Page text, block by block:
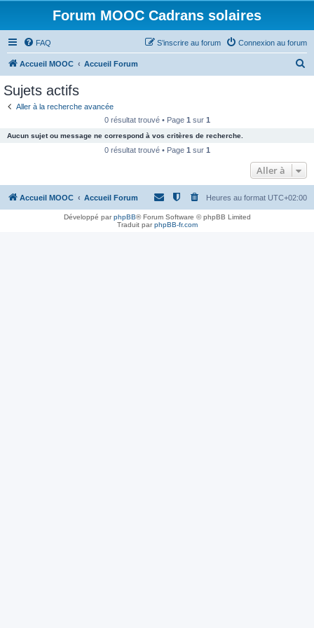
Forum MOOC Cadrans solaires
FAQ Connexion au forum
S’inscrire au forum
Accueil MOOC Accueil Forum
c
e
Sujets actifs
Aller à la recherche avancée
0 résultat trouvé • Page 1 sur 1
Aucun sujet ou message ne correspond à vos critères de recherche.
0 résultat trouvé • Page 1 sur 1
Aller à
Accueil MOOC Accueil Forum Heures au format UTC+02:00
Développé parphpBB® Forum Software © phpBB Limited
Traduit parphpBB-fr.com